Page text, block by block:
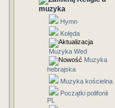
muzyka
Hymn
Kolęda
Muzyka Wed
Muzyka
hebrajska
Muzyka kościelna
Początki polifonii
PL